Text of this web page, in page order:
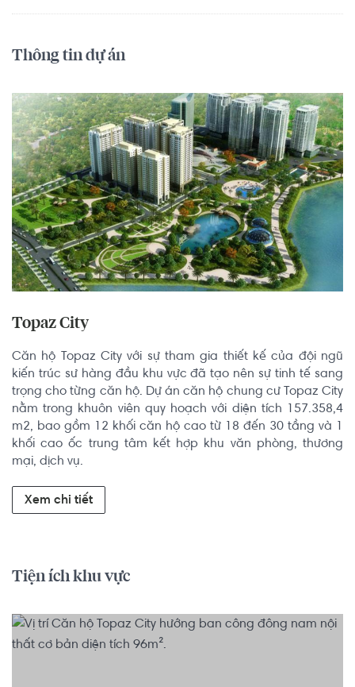
Thông tin dự án
Topaz City
Căn hộ Topaz City với sự tham gia thiết kế của đội ngũ
kiến trúc sư hàng đầu khu vực đã tạo nên sự tinh tế sang
trọng cho từng căn hộ. Dự án căn hộ chung cư Topaz City
nằm trong khuôn viên quy hoạch với diện tích 157.358,4
m2, bao gồm 12 khối căn hộ cao từ 18 đến 30 tầng và 1
khối cao ốc trung tâm kết hợp khu văn phòng, thương
mại, dịch vụ.
Xem chi tiết
Tiện ích khu vực